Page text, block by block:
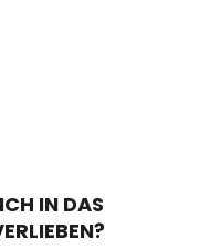
IN DAS